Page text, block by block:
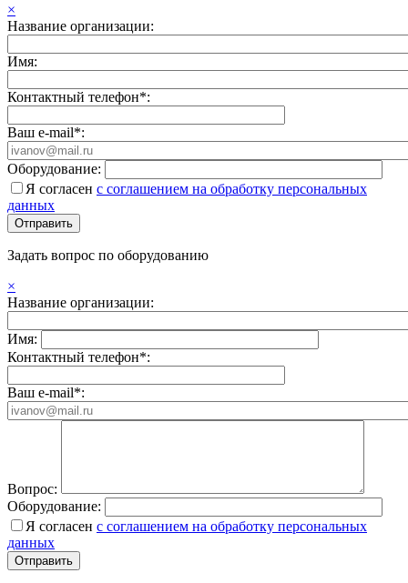
×
Название организации:
Имя:
Контактный телефон*:
Ваш e-mail*:
Оборудование:
Я согласен с соглашением на обработку персональных
данных
Задать вопрос по оборудованию
×
Название организации:
Имя:
Контактный телефон*:
Ваш e-mail*:
Вопрос:
Оборудование:
Я согласен с соглашением на обработку персональных
данных